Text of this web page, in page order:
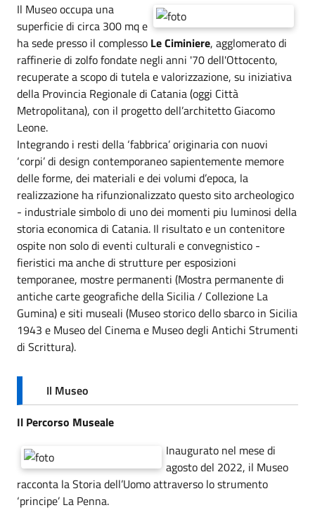
Il Museo occupa una
superficie di circa 300 mq e
ha sede presso il complesso Le Ciminiere, agglomerato di
raffinerie di zolfo fondate negli anni '70 dell'Ottocento,
recuperate a scopo di tutela e valorizzazione, su iniziativa
della Provincia Regionale di Catania (oggi Città
Metropolitana), con il progetto dell’architetto Giacomo
Leone.
Integrando i resti della ‘fabbrica’ originaria con nuovi
‘corpi’ di design contemporaneo sapientemente memore
delle forme, dei materiali e dei volumi d’epoca, la
realizzazione ha rifunzionalizzato questo sito archeologico
- industriale simbolo di uno dei momenti piu luminosi della
storia economica di Catania. Il risultato e un contenitore
ospite non solo di eventi culturali e convegnistico -
fieristici ma anche di strutture per esposizioni
temporanee, mostre permanenti (Mostra permanente di
antiche carte geografiche della Sicilia / Collezione La
Gumina) e siti museali (Museo storico dello sbarco in Sicilia
1943 e Museo del Cinema e Museo degli Antichi Strumenti
di Scrittura).
Il Museo
Il Percorso Museale
Inaugurato nel mese di
agosto del 2022, il Museo
racconta la Storia dell’Uomo attraverso lo strumento
‘principe’ La Penna.